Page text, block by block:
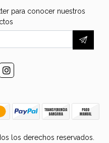
para conocer nuestros
los derechos reservados.